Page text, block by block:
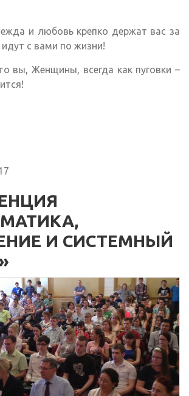
и любовь крепко держат вас за
идут с вами по жизни!
вы, Женщины, всегда как пуговки –
И СИСТЕМНЫЙ